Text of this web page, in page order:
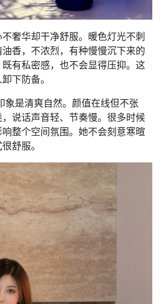
奢华却干净舒服。暖色灯光不刺
香，不浓烈，有种慢慢沉下来的
有私密感，也不会显得压抑。这
下防备。
象是清爽自然。颜值在线但不张
说话声音轻、节奏慢。很多时候
整个空间氛围。她不会刻意寒暄
舒服。